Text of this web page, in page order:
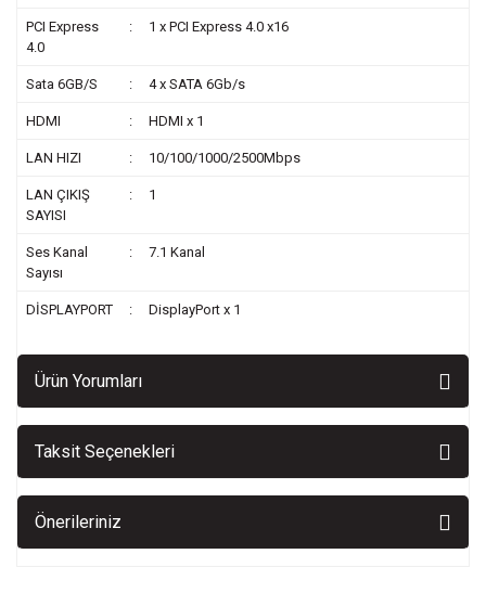
PCI Express
4.0
: 1 x PCI Express 4.0 x16
Sata 6GB/S : 4 x SATA 6Gb/s
HDMI : HDMI x 1
LAN HIZI : 10/100/1000/2500Mbps
LAN ÇIKIŞ
SAYISI
: 1
Ses Kanal
Sayısı
: 7.1 Kanal
DİSPLAYPORT : DisplayPort x 1
Ürün Yorumları
Taksit Seçenekleri
Önerileriniz